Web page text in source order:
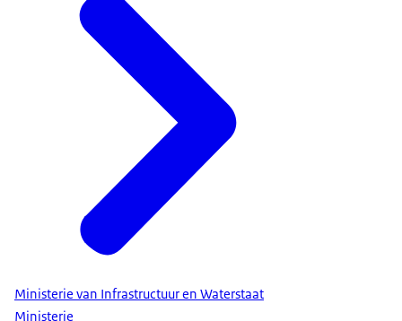
Ministerie van Infrastructuur en Waterstaat
Ministerie